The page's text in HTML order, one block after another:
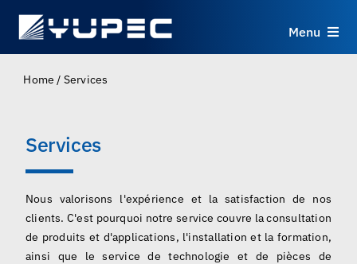
Menu
Ressources
Home / Services
Services
Nous valorisons l'expérience et la satisfaction de nos
clients. C'est pourquoi notre service couvre la consultation
de produits et d'applications, l'installation et la formation,
ainsi que le service de technologie et de pièces de